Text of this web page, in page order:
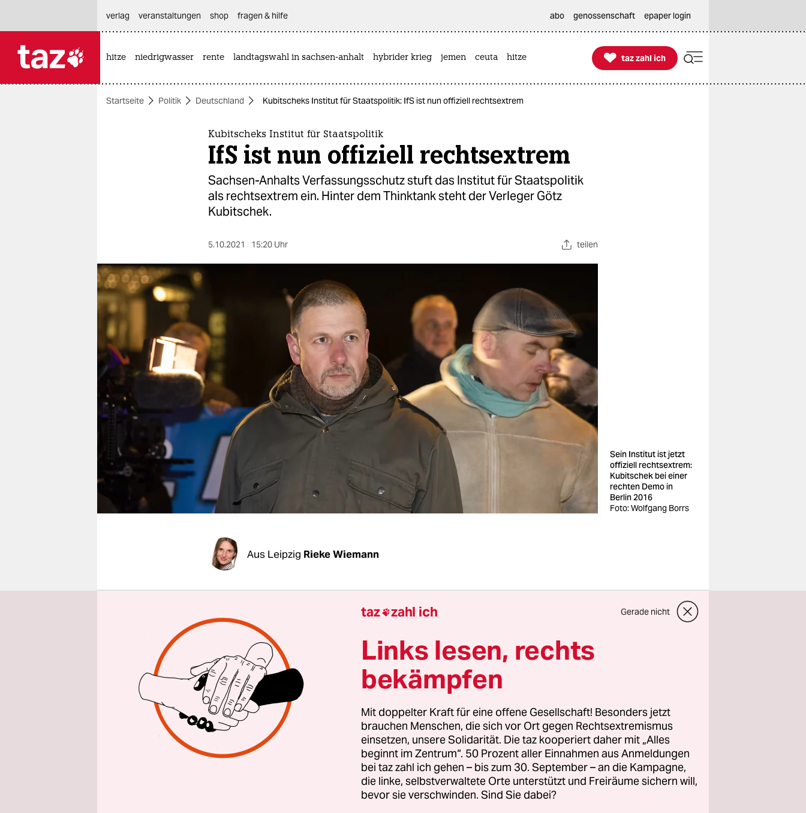
themen
berlin
nord
wahrheit
verlag
verlag
veranstaltungen
shop
fragen & hilfe
unterstützen
genossenschaft
verlag
veranstaltungen shop fragen & hilfe abo genossenschaft epaper login
hitze niedrigwasser rente landtagswahl in sachsen-anhalt hybrider krieg jemen ceuta hitze 
taz zahl ich
taz zahl ich
Startseite Politik Deutschland Kubitscheks Institut für Staatspolitik: IfS ist nun offiziell rechtsextrem
Kubitscheks Institut für Staatspolitik
IfS ist nun offiziell rechtsextrem
Sachsen-Anhalts Verfassungsschutz stuft das Institut für Staatspolitik
als rechtsextrem ein. Hinter dem Thinktank steht der Verleger Götz
Kubitschek.
5.10.2021 15:20 Uhr teilen
Sein Institut ist jetzt
offiziell rechtsextrem:
Kubitschek bei einer
rechten Demo in
Berlin 2016
Foto: Wolfgang Borrs
Aus Leipzig Rieke Wiemann
Ein neuer Schlag gegen die Neue Rechte: Der Verfassungsschutz
Sachsen-Anhalts hat
das sogenannte „Institut für Staatspolitik“ (IfS)
des Verlegers Götz Kubitschek als rechtsextrem eingestuft. Das geht
aus dem aktuellen Verfassungsschutzbericht hervor, den Sachsen-
Anhalts Innenministerium am Dienstag veröffentlichte. Damit kann
das IfS, das als neurechte Denkfabrik und Kaderschmiede der AfD gilt,
nun mit allen nachrichtendienstlichen Mitteln beobachtet werden. Der
Landesverfassungsschutz darf beispielsweise Telefone abhören, E-
Mails mitlesen oder V-Leute einsetzen.
Ausschlaggebend für die Einstufung als rechtsextreme Gruppierung
seien rassistische, biologistische und ethnopluralistische Sichtweisen,
taz zahl ich Gerade nicht
Links lesen, rechts
bekämpfen
Mit doppelter Kraft für eine offene Gesellschaft! Besonders jetzt
brauchen Menschen, die sich vor Ort gegen Rechtsextremismus
einsetzen, unsere Solidarität. Die taz kooperiert daher mit „Alles
beginnt im Zentrum“. 50 Prozent aller Einnahmen aus Anmeldungen
bei taz zahl ich gehen – bis zum 30. September – an die Kampagne,
die linke, selbstverwaltete Orte unterstützt und Freiräume sichern will,
bevor sie verschwinden. Sind Sie dabei?